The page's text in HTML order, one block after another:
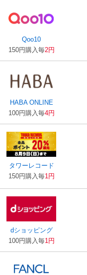
Qoo10
150円購入毎2円
HABA ONLINE
100円購入毎4円
タワーレコード
150円購入毎1円
dショッピング
100円購入毎1円